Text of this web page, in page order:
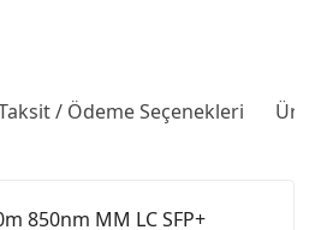
/ Ödeme Seçenekleri
850nm MM LC SFP+